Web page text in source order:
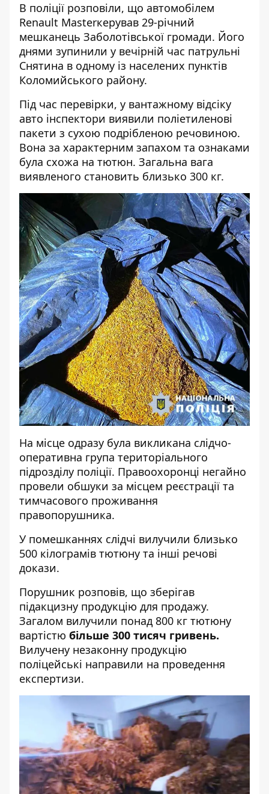
В поліції розповіли, що автомобілем
Renault Masterкерував 29-річний
мешканець Заболотівської громади. Його
днями зупинили у вечірній час патрульні
Снятина в одному із населених пунктів
Коломийського району.
Під час перевірки, у вантажному відсіку
авто інспектори виявили поліетиленові
пакети з сухою подрібленою речовиною.
Вона за характерним запахом та ознаками
була схожа на тютюн. Загальна вага
виявленого становить близько 300 кг.
На місце одразу була викликана слідчо-
оперативна група територіального
підрозділу поліції. Правоохоронці негайно
провели обшуки за місцем реєстрації та
тимчасового проживання
правопорушника.
У помешканнях слідчі вилучили близько
500 кілограмів тютюну та інші речові
докази.
Порушник розповів, що зберігав
підакцизну продукцію для продажу.
Загалом вилучили понад 800 кг тютюну
вартістю більше 300 тисяч гривень.
Вилучену незаконну продукцію
поліцейські направили на проведення
експертизи.